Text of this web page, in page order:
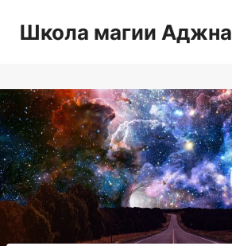
Школа магии Аджна